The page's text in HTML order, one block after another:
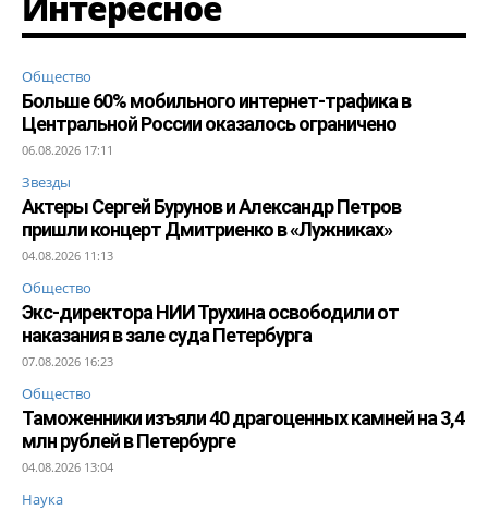
Общество
Больше 60% мобильного интернет-трафика в
Центральной России оказалось ограничено
06.08.2026 17:11
Звезды
Актеры Сергей Бурунов и Александр Петров
пришли концерт Дмитриенко в «Лужниках»
04.08.2026 11:13
Общество
Экс-директора НИИ Трухина освободили от
наказания в зале суда Петербурга
07.08.2026 16:23
Общество
Таможенники изъяли 40 драгоценных камней на 3,4
млн рублей в Петербурге
04.08.2026 13:04
Наука